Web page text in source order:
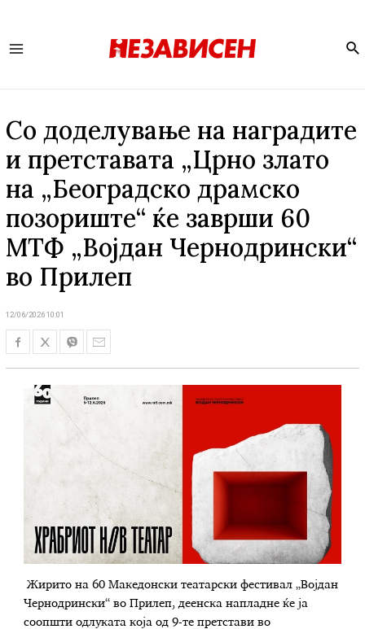
Со доделување на наградите
и претставата „Црно злато
на „Београдско драмско
позориште“ ќе заврши 60
МТФ „Војдан Чернодрински“
во Прилеп
12/06/2026 10:01
Жирито на 60 Македонски театарски фестивал „Војдан
Чернодрински“ во Прилеп, деенска напладне ќе ја
соопшти одлуката која од 9-те претстави во